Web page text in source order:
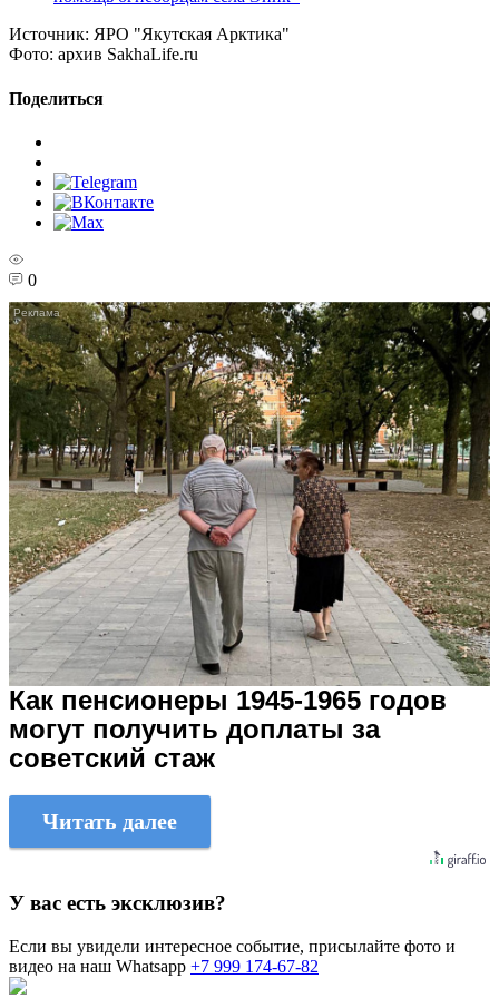
Источник: ЯРО "Якутская Арктика"
Фото: архив SakhaLife.ru
Поделиться
0
i
Как пенсионеры 1945-1965 годов
могут получить доплаты за
советский стаж
Читать далее
У вас есть эксклюзив?
Если вы увидели интересное событие, присылайте фото и
видео на наш Whatsapp +7 999 174-67-82